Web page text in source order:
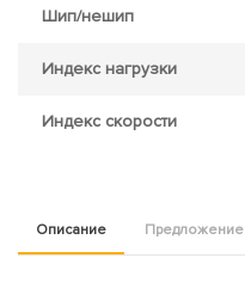
Шип/нешип
Индекс нагрузки
Индекс скорости
Описание Предложение